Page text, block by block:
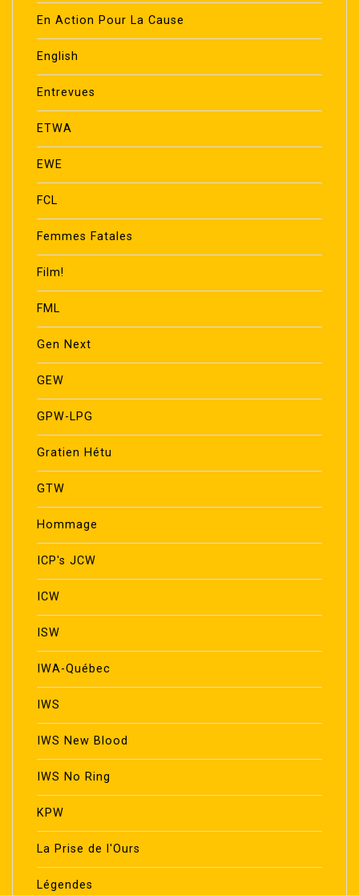
En Action Pour La Cause
English
Entrevues
ETWA
EWE
FCL
Femmes Fatales
Film!
FML
Gen Next
GEW
GPW-LPG
Gratien Hétu
GTW
Hommage
ICP's JCW
ICW
ISW
IWA-Québec
IWS
IWS New Blood
IWS No Ring
KPW
La Prise de l'Ours
Légendes